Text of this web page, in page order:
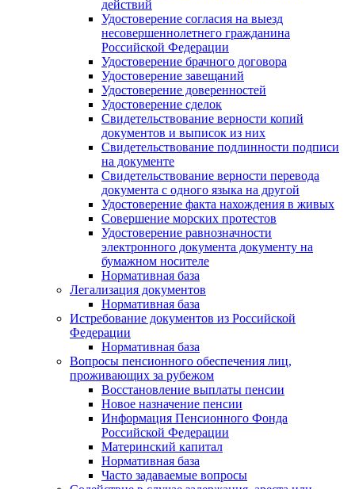
действий
Удостоверение согласия на выезд
несовершеннолетнего гражданина
Российской Федерации
Удостоверение брачного договора
Удостоверение завещаний
Удостоверение доверенностей
Удостоверение сделок
Свидетельствование верности копий
документов и выписок из них
Свидетельствование подлинности подписи
на документе
Свидетельствование верности перевода
документа с одного языка на другой
Удостоверение факта нахождения в живых
Совершение морских протестов
Удостоверение равнозначности
электронного документа документу на
бумажном носителе
Нормативная база
Легализация документов
Нормативная база
Истребование документов из Российской
Федерации
Нормативная база
Вопросы пенсионного обеспечения лиц,
проживающих за рубежом
Восстановление выплаты пенсии
Новое назначение пенсии
Информация Пенсионного Фонда
Российской Федерации
Материнский капитал
Нормативная база
Часто задаваемые вопросы